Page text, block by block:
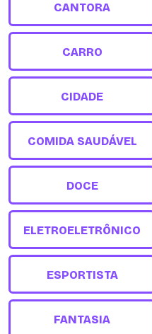
CANTORA
CARRO
CIDADE
COMIDA SAUDÁVEL
DOCE
ELETROELETRÔNICO
ESPORTISTA
FANTASIA